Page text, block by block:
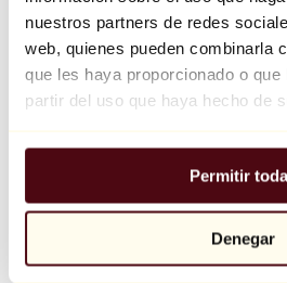
nuestros partners de redes
web, quienes pueden combinarla
que les haya proporcionado o que
partir del uso que haya hecho de
Permitir
Denegar
Balloon Dog (Orange)
Jeff Koons
10.000 €
Explorar
Todos los escultores
Todos los fotógrafos